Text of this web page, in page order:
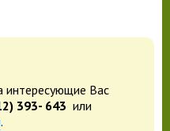
интересующие Вас
393- 643 или
.